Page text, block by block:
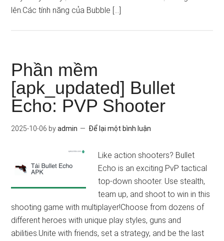
lên.Các tính năng của Bubble […]
Phần mềm
[apk_updated] Bullet
Echo: PVP Shooter
2025-10-06 byadmin Để lại một bình luận
Like action shooters? Bullet
Echo is an exciting PvP tactical
top-down shooter. Use stealth,
team up, and shoot to win in this
shooting game with multiplayer!Choose from dozens of
different heroes with unique play styles, guns and
abilities.Unite with friends, set a strategy, and be the last